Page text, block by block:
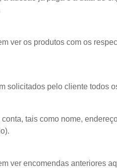
ver os produtos com os
solicitados pelo cliente todos
tais como nome,
ver encomendas anteriores